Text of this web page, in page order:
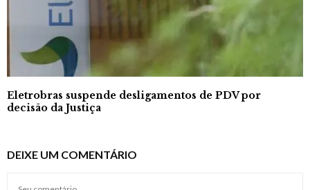
Eletrobras suspende desligamentos de PDV por
decisão da Justiça
DEIXE UM COMENTÁRIO